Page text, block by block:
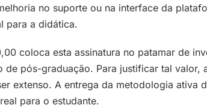
no suporte ou na interface da
para a didática.
coloca esta assinatura no patamar de
de pós-graduação. Para justificar tal valor,
extenso. A entrega da metodologia ativa
para o estudante.